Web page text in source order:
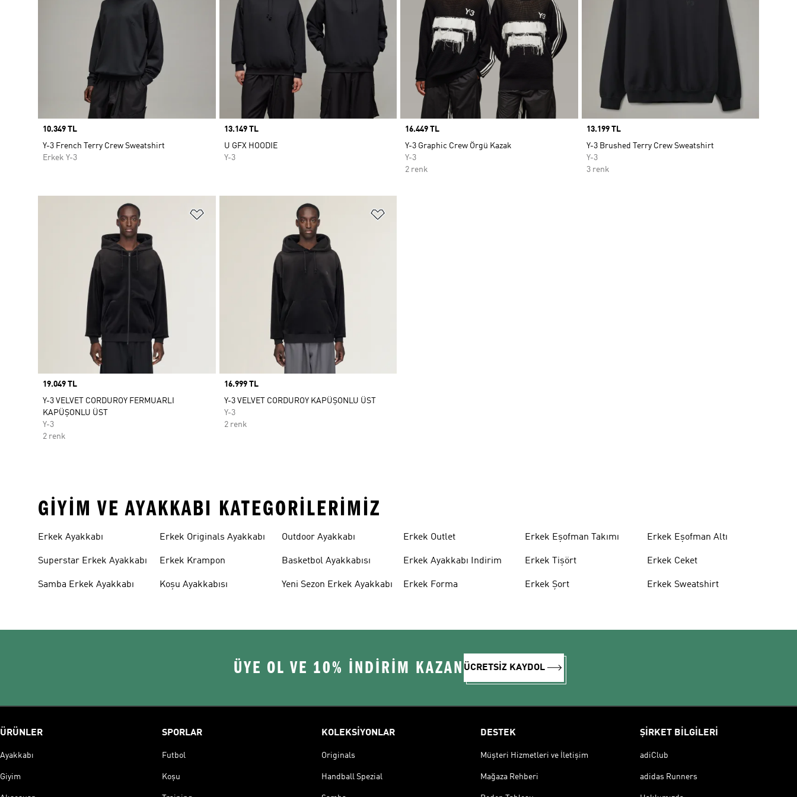
Price
10.349 TL
Y-3 French Terry Crew Sweatshirt
Erkek Y-3
Price
13.149 TL
U GFX HOODIE
Y-3
Price
16.449 TL
Y-3 Graphic Crew Örgü Kazak
Y-3
2 renk
Price
13.199 TL
Y-3 Brushed Terry Crew Sweatshirt
Y-3
3 renk
Price
19.049 TL
Y-3 VELVET CORDUROY FERMUARLI
KAPÜŞONLU ÜST
Y-3
2 renk
Price
16.999 TL
Y-3 VELVET CORDUROY KAPÜŞONLU ÜST
Y-3
2 renk
GIYIM VE AYAKKABI KATEGORILERIMIZ
Erkek Ayakkabı
Superstar Erkek Ayakkabı
Samba Erkek Ayakkabı
Erkek Originals Ayakkabı
Erkek Krampon
Koşu Ayakkabısı
Outdoor Ayakkabı
Basketbol Ayakkabısı
Yeni Sezon Erkek Ayakkabı
Erkek Outlet
Erkek Ayakkabı Indirim
Erkek Forma
Erkek Eşofman Takımı
Erkek Tişört
Erkek Şort
Erkek Eşofman Altı
Erkek Ceket
Erkek Sweatshirt
ÜYE OL VE 10% İNDİRİM KAZAN ÜCRETSİZ KAYDOL
ÜRÜNLER
Ayakkabı
Giyim
SPORLAR
Futbol
Koşu
KOLEKSİYONLAR
Originals
Handball Spezial
DESTEK
Müşteri Hizmetleri ve İletişim
Mağaza Rehberi
ŞİRKET BİLGİLERİ
adiClub
adidas Runners